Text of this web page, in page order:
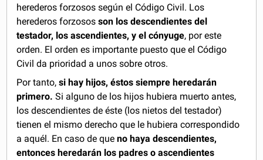
herederos forzosos según el Código Civil. Los
herederos forzososson los descendientes del
testador, los ascendientes, y el cónyuge, por este
orden. El orden es importante puesto que el Código
Civil da prioridad a unos sobre otros.
Por tanto,si hay hijos, éstos siempre heredarán
primero. Si alguno de los hijos hubiera muerto antes,
los descendientes de éste (los nietos del testador)
tienen el mismo derecho que le hubiera correspondido
a aquél. En caso de queno haya descendientes,
entonces heredarán los padres o ascendientes